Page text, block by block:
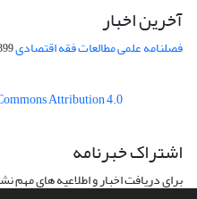
آخرین اخبار
فصلنامه علمی مطالعات فقه اقتصادی11
Attribution 4.0
اشتراک خبرنامه
برای دریافت اخبار و اطلاعیه های